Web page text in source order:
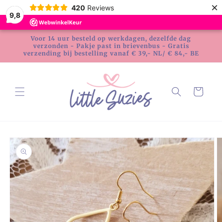
9,8
420 Reviews ×
naar de
content
Voor 14 uur besteld op werkdagen, dezelfde dag
verzonden - Pakje past in brievenbus - Gratis
verzending bij bestelling vanaf € 39,- NL/ € 84,- BE
Winkelwagen
direct naar